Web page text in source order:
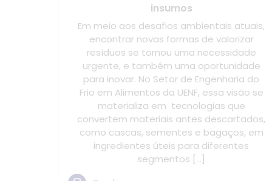
insumos
Em meio aos desafios ambientais atuais,
encontrar novas formas de valorizar
resíduos se tornou uma necessidade
urgente, e também uma oportunidade
para inovar. No Setor de Engenharia do
Frio em Alimentos da UENF, essa visão se
materializa em tecnologias que
convertem materiais antes descartados,
como cascas, sementes e bagaços, em
ingredientes úteis para diferentes
segmentos […]